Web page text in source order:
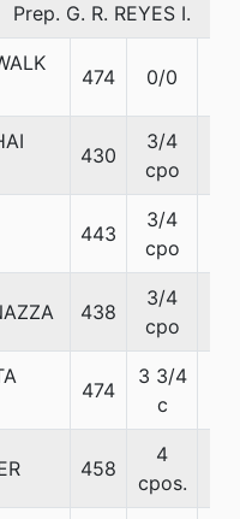
Prep. G. R. REYES I.
474 0/0
430
3/4
cpo
443
3/4
cpo
438
3/4
cpo
474
3 3/4
c
458
4
cpos.